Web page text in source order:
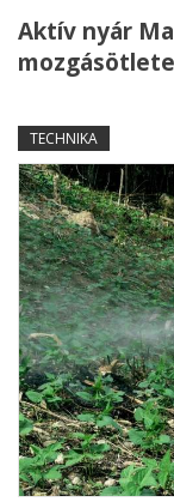
Aktív nyár
TECHNIKA